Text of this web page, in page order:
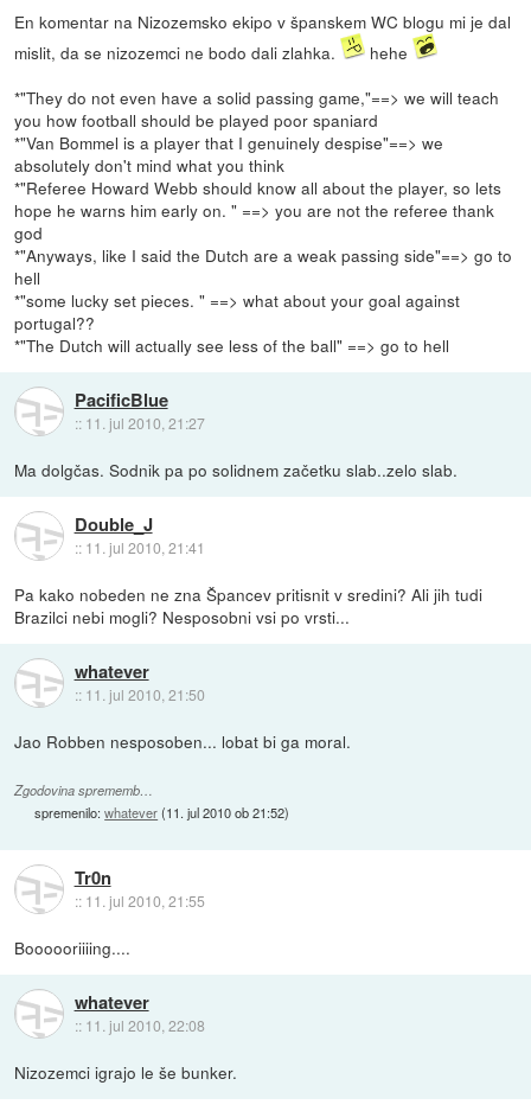
En komentar na Nizozemsko ekipo v španskem WC blogu mi je dal
mislit, da se nizozemci ne bodo dali zlahka.
hehe
*"They do not even have a solid passing game,"==> we will teach
you how football should be played poor spaniard
*"Van Bommel is a player that I genuinely despise"==> we
absolutely don't mind what you think
*"Referee Howard Webb should know all about the player, so lets
hope he warns him early on. " ==> you are not the referee thank
god
*"Anyways, like I said the Dutch are a weak passing side"==> go to
hell
*"some lucky set pieces. " ==> what about your goal against
portugal??
*"The Dutch will actually see less of the ball" ==> go to hell
PacificBlue
:: 11. jul 2010, 21:27
Ma dolgčas. Sodnik pa po solidnem začetku slab..zelo slab.
Double_J
:: 11. jul 2010, 21:41
Pa kako nobeden ne zna Špancev pritisnit v sredini? Ali jih tudi
Brazilci nebi mogli? Nesposobni vsi po vrsti...
whatever
:: 11. jul 2010, 21:50
Jao Robben nesposoben... lobat bi ga moral.
Zgodovina sprememb…
spremenilo:whatever(11. jul 2010 ob 21:52)
Tr0n
:: 11. jul 2010, 21:55
Boooooriiiing....
whatever
:: 11. jul 2010, 22:08
Nizozemci igrajo le še bunker.